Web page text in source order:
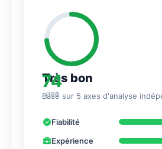
74
/100
Très bon
Basé sur 5 axes d'analyse
Fiabilité
Expérience